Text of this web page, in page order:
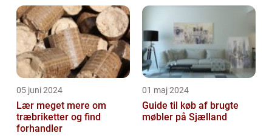
05 juni 2024
Lær meget mere om
træbriketter og find
forhandler
01 maj 2024
Guide til køb af brugte
møbler på Sjælland